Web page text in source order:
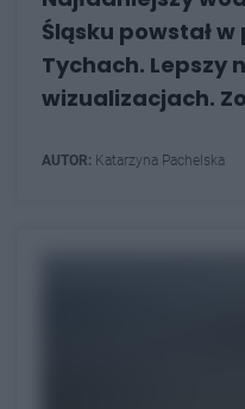
Śląsku powstał
Tychach. Lepszy
wizualizacjach.
AUTOR: Katarzyna Pachelska